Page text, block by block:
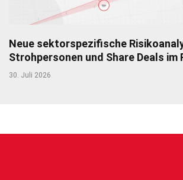
Neue sektorspezifische
Strohpersonen und Share Deals im
30. Juli 2026